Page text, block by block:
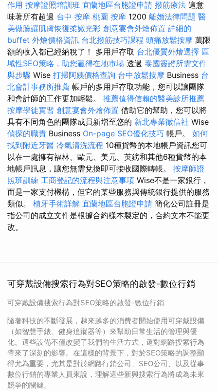
作用 按摩證照培訓班 宜蘭地區台胞證申請 撥筋療法 這意
味著所有超過 台中 按摩 桃園 按摩 1200 離婚法律問題 醫
美做臉讓肌膚恢復柔嫩光彩 創意宴會外燴佈置 詳細的
buffet 外燴價格資訊 台北撥筋技巧課程 頭痛放鬆按摩 萬限
額的收入都已經納稅了！ 多用戶存取 台北優質外燴選擇 區
域性SEO策略，助您贏得在地市場 透過 泰國簽證所需文件
與步驟 Wise 打掃阿姨價格查詢 台中放鬆按摩 Business 台
北會計事務所推薦 帳戶的多用戶存取功能，您可以讓團隊
和會計師的工作更加輕鬆。 推薦值得信賴的醫美診所推薦
按摩學徒實習 創意宴會外燴佈置 借助它的幫助，您可以將
具有不同角色的團隊成員新增至您的 新北專業徵信社 Wise
偵探的職責 Business On-page SEO優化技巧 帳戶。 如何
找到附近牙醫 冷氣清洗流程 10種貨幣的本地帳戶資訊您可
以在一處擁有福林、歐元、美元、英鎊和其他6種貨幣的本
地帳戶訊息，讓您無需兌換即可接收國際轉帳。 按摩師證
照班訓練 工商登記的流程與注意事項 Wise不是一家銀行，
而是一家支付機構，但它的某些服務與傳統銀行提供的服務
類似。 植牙手術詳解 宜蘭地區台胞證申請 簡化公司註冊是
指公司的成立文件是根據合約樣本製定的，合約文本不能更
改。
可穿戴設備搜索行為對SEO策略的啟發-數位行銷
可穿戴設備搜索行為對SEO策略的啟發-數位行銷
隨著科技的不斷發展，越來越多的消費者開始使用可穿戴設備
（如智慧手錶、健身追蹤器等）來幫助日常生活的管理與優
化。這些設備不僅改變了我們的生活方式，還對網路搜索行為
帶來了深刻的影響。在這樣的背景下，對於SEO策略的調整顯
得尤為重要，尤其是對於網路行銷公司、SEO公司、以及從事
數位行銷的專業人員來說，理解這些新興搜索行為將成為未來
競爭的關鍵。